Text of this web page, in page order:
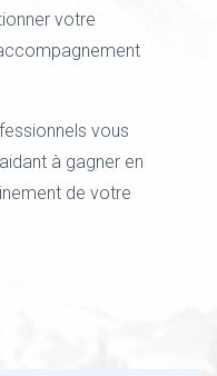
votre
vous
à gagner en
de votre